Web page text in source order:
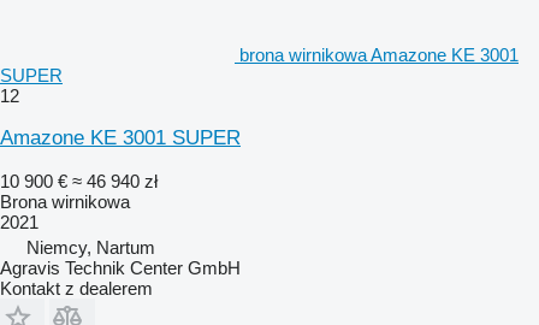
brona wirnikowa Amazone KE 3001
SUPER
12
Amazone KE 3001 SUPER
10 900 € ≈ 46 940 zł
Brona wirnikowa
2021
Niemcy, Nartum
Agravis Technik Center GmbH
Kontakt z dealerem